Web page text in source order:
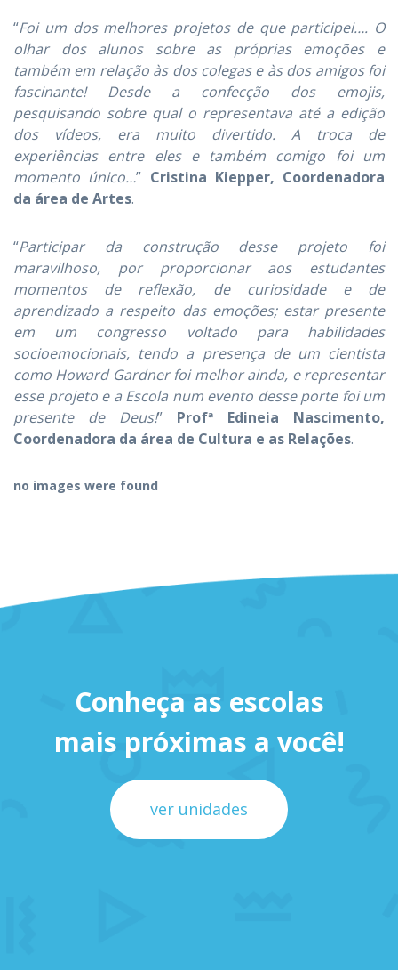
“Foi um dos melhores projetos de que participei…. O
olhar dos alunos sobre as próprias emoções e
também em relação às dos colegas e às dos amigos foi
fascinante! Desde a confecção dos emojis,
pesquisando sobre qual o representava até a edição
dos vídeos, era muito divertido. A troca de
experiências entre eles e também comigo foi um
momento único…” Cristina Kiepper, Coordenadora
da área de Artes.
“Participar da construção desse projeto foi
maravilhoso, por proporcionar aos estudantes
momentos de reflexão, de curiosidade e de
aprendizado a respeito das emoções; estar presente
em um congresso voltado para habilidades
socioemocionais, tendo a presença de um cientista
como Howard Gardner foi melhor ainda, e representar
esse projeto e a Escola num evento desse porte foi um
presente de Deus!” Profª Edineia Nascimento,
Coordenadora da área de Cultura e as Relações.
no images were found
Conheça as escolas
mais próximas a você!
ver unidades